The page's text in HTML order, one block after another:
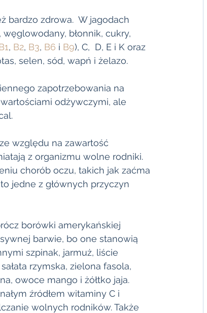
bardzo zdrowa.  W jagodach
błonnik, cukry,
, B2, B3, B6 i B9), C,  D, E i K oraz
selen, sód, wapń i żelazo.
zapotrzebowania na
odżywczymi, ale
względu na zawartość
z organizmu wolne rodniki.
chorób oczu, takich jak zaćma
jedne z głównych przyczyn
borówki amerykańskiej
barwie, bo one stanowią
szpinak, jarmuż, liście
rzymska, zielona fasola,
owoce mango i żółtko jaja.
źródłem witaminy C i
wolnych rodników. Także